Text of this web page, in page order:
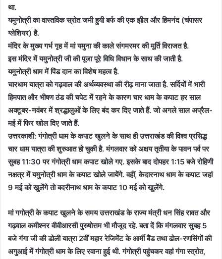
था.
यमुनोत्री का वास्तविक स्रोत जमी हुयी बर्फ की एक झील और हिमनंद (चंपासर
ग्लेशियर) है.
मंदिर के मुख्य गर्भ गृह में मां यमुना की काले संगमरमर की मूर्ति विराजत है.
इस मंदिर में यमुनोत्री जी की पूजा पूरे विधि विधान के साथ की जाती है.
यमुनोत्री धाम में पिंड दान का विशेष महत्व है.
चारधाम यात्रा को गढ़वाल की अर्थव्यवस्था की रीढ़ माना जाता है. सर्दियों में भारी
हिमपात और भीषण ठंड की चपेट में रहने के कारण चार धाम के कपाट हर साल
अक्टूबर-नवंबर में श्रद्धालुओं के लिए बंद कर दिए जाते हैं. जो अगले साल अप्रैल-
मई में फिर खोल दिए जाते हैं.
उत्तरकाशी: गंगोत्री धाम के कपाट खुलने के साथ ही उत्तराखंड की विश्व प्रसिद्ध
चार धाम यात्रा की शुरुआत हो चुकी है. मंगलवार को अक्षय तृतीया के पावन पर्व पर
सुबह 11:30 पर गंगोत्री धाम कपाट खोले गए. इसके बाद दोपहर 1:15 बजे रोहिणी
नक्षत्र में यमुनोत्री धाम के कपाट खोले जायेंगे. वहीं, केदारनाथ धाम के कपाट जहां
9 मई को खुलेंगे तो बदरीनाथ धाम के कपाट 10 मई को खुलेंगे.
मां गगोत्री के कपाट खुलने के समय उत्तराखंड के राज्य मंत्री धन सिंह रावत और
गढ़वाल कमीश्नर वीवीआरसी पुरुषोत्तम भी मौजूद रहे. बता दें कि मंगलवार सुबह 5
बजे गंगा जी की डोली यात्रा 2वीं महार रेजिमेंट के आर्मी बैंड तथा ढोल-रणसिंगों की
अगुआई में गंगोत्री धाम के लिए रवाना हुई थी. गंगोत्री पहुंचकर वहां गंगा स्त्रोत,